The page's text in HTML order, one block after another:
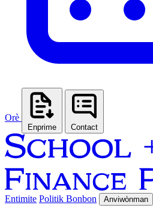
Orè
Enprime Contact
Entimite Politik Bonbon Anviwònman